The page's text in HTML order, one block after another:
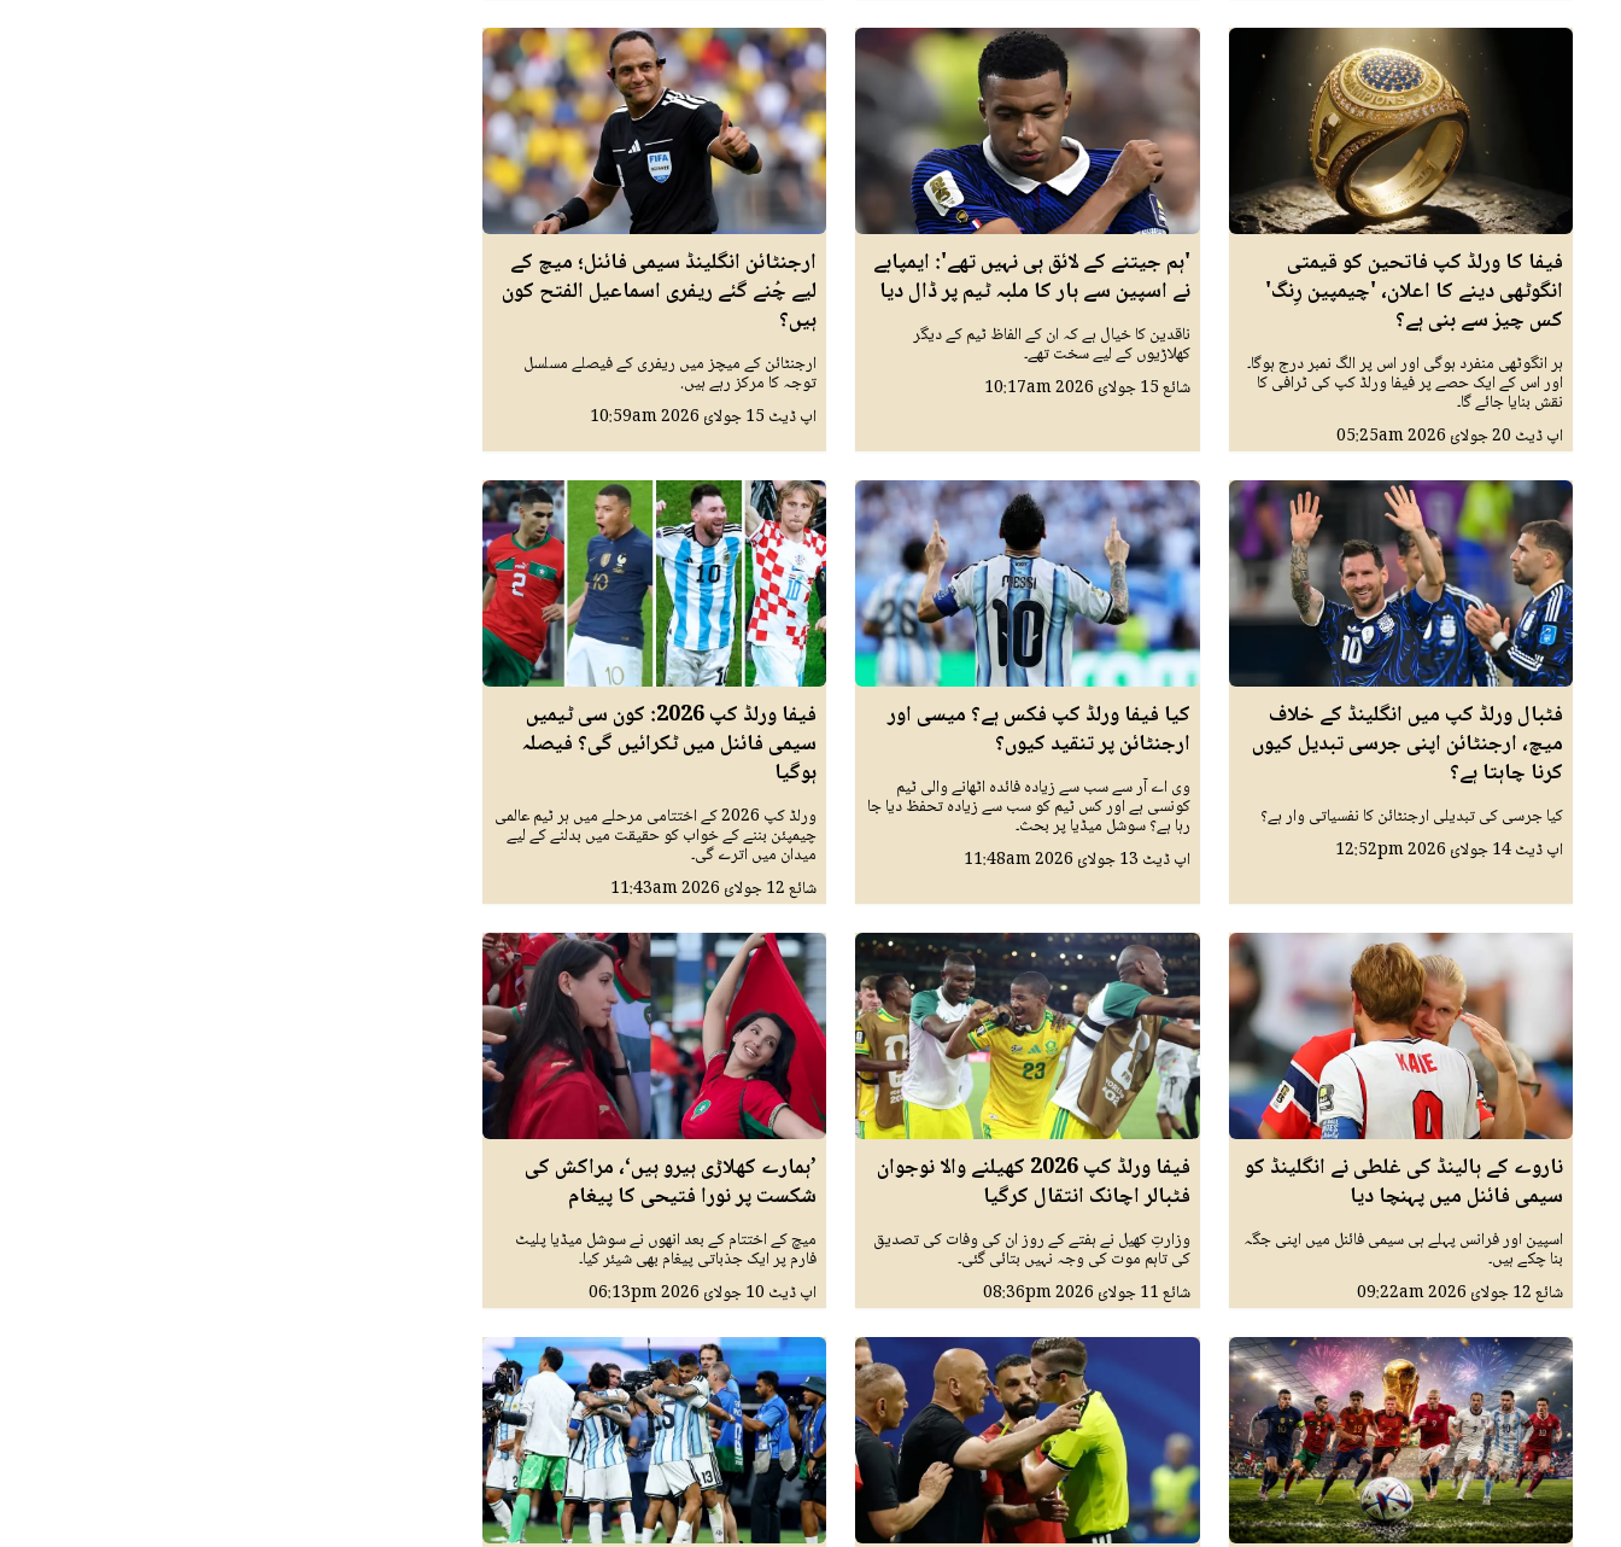
فیفا کا ورلڈ کپ فاتحین کو قیمتی
انگوٹھی دینے کا اعلان، 'چیمپین رِنگ'
کس چیز سے بنی ہے؟
ہر انگوٹھی منفرد ہوگی اور اس پر الگ نمبر درج ہوگا۔
اور اس کے ایک حصے پر فیفا ورلڈ کپ کی ٹرافی کا
نقش بنایا جائے گا۔
اپ ڈیٹ 20 جولائ 2026 05:25am
'ہم جیتنے کے لائق ہی نہیں تھے': ایمپابے
نے اسپین سے ہار کا ملبہ ٹیم پر ڈال دیا
ناقدین کا خیال ہے کہ ان کے الفاظ ٹیم کے دیگر
کھلاڑیوں کے لیے سخت تھے۔
شائع15 جولائ 2026 10:17am
ارجنٹائن انگلینڈ سیمی فائنل؛ میچ کے
لیے چُنے گئے ریفری اسماعیل الفتح کون
ہیں؟
ارجنٹائن کے میچز میں ریفری کے فیصلے مسلسل
توجہ کا مرکز رہے ہیں.
اپ ڈیٹ 15 جولائ 2026 10:59am
فٹبال ورلڈ کپ میں انگلینڈ کے خلاف
میچ، ارجنٹائن اپنی جرسی تبدیل کیوں
کرنا چاہتا ہے؟
کیا جرسی کی تبدیلی ارجنٹائن کا نفسیاتی وار ہے؟
اپ ڈیٹ14 جولائ 2026 12:52pm
کیا فیفا ورلڈ کپ فکس ہے؟ میسی اور
ارجنٹائن پر تنقید کیوں؟
وی اے آر سے سب سے زیادہ فائدہ اٹھانے والی ٹیم
کونسی ہے اور کس ٹیم کو سب سے زیادہ تحفظ دیا جا
رہا ہے؟ سوشل میڈیا پر بحث۔
اپ ڈیٹ 13 جولائ 2026 11:48am
فیفا ورلڈ کپ 2026: کون سی ٹیمیں
سیمی فائنل میں ٹکرائیں گی؟ فیصلہ
ہوگیا
ورلڈ کپ 2026 کے اختتامی مرحلے میں ہر ٹیم عالمی
چیمپئن بننے کے خواب کو حقیقت میں بدلنے کے لیے
میدان میں اترے گی۔
شائع12 جولائ 2026 11:43am
ناروے کے ہالینڈ کی غلطی نے انگلینڈ کو
سیمی فائنل میں پہنچا دیا
اسپین اور فرانس پہلے ہی سیمی فائنل میں اپنی جگہ
بنا چکے ہیں۔
شائع12 جولائ 2026 09:22am
فیفا ورلڈ کپ 2026 کھیلنے والا نوجوان
فٹبالر اچانک انتقال کرگیا
وزارتِ کھیل نے ہفتے کے روز ان کی وفات کی تصدیق
کی تاہم موت کی وجہ نہیں بتائی گئی۔
شائع11 جولائ 2026 08:36pm
’ہمارے کھلاڑی ہیرو ہیں‘، مراکش کی
شکست پر نورا فتیحی کا پیغام
میچ کے اختتام کے بعد انھوں نے سوشل میڈیا پلیٹ
فارم پر ایک جذباتی پیغام بھی شیئر کیا۔
اپ ڈیٹ 10 جولائ 2026 06:13pm